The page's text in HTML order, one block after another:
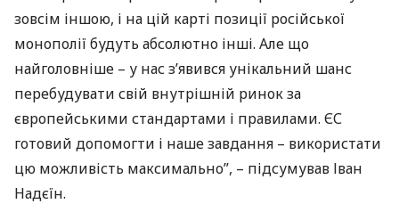
зовсім іншою, і на цій карті позиції російської
монополії будуть абсолютно інші. Але що
найголовніше – у нас з’явився унікальний шанс
перебудувати свій внутрішній ринок за
європейськими стандартами і правилами. ЄС
готовий допомогти і наше завдання – використати
цю можливість максимально”, – підсумував Іван
Надєїн.